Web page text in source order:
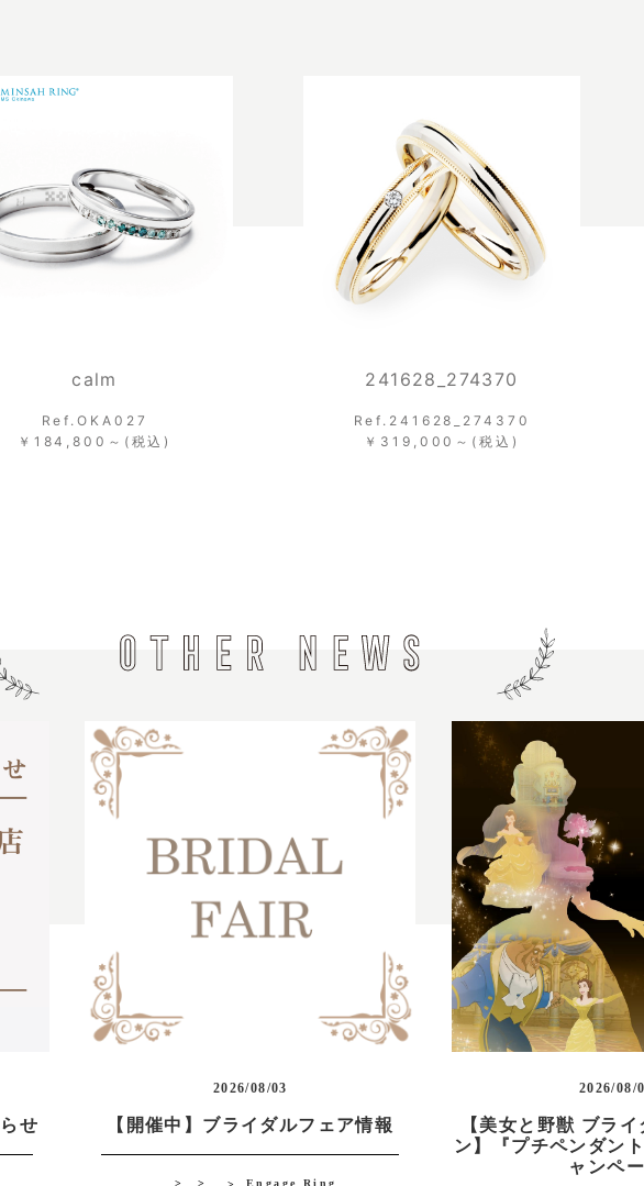
calm
Ref.OKA027
￥184,800～(税込)
241628_274370
Ref.241628_274370
￥319,000～(税込)
せ
2026/08/03
【開催中】ブライダルフェア情報
Engage Ring
2026/08/
【美女と野獣 ブラ
ン】『プチペンダン
ャンペ